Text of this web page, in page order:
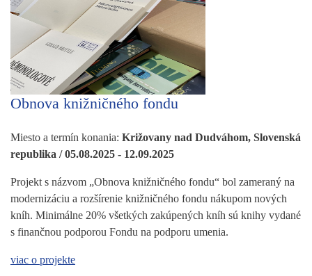
Obnova knižničného fondu
Miesto a termín konania: Križovany nad Dudváhom, Slovenská
republika / 05.08.2025 - 12.09.2025
Projekt s názvom „Obnova knižničného fondu“ bol zameraný na
modernizáciu a rozšírenie knižničného fondu nákupom nových
kníh. Minimálne 20% všetkých zakúpených kníh sú knihy vydané
s finančnou podporou Fondu na podporu umenia.
viac o projekte